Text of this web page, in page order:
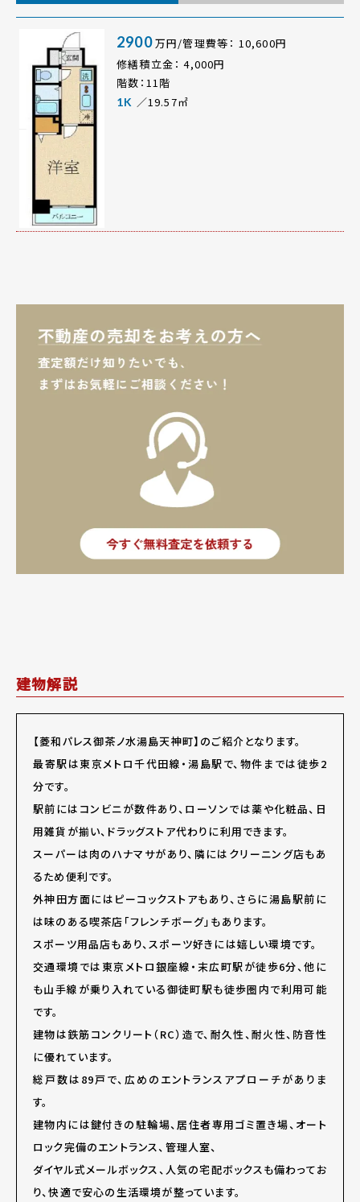
2900万円/管理費等： 10,600円
修繕積立金： 4,000円
階数：11階
1K ／19.57㎡
建物解説
【菱和パレス御茶ノ水湯島天神町】のご紹介となります。
最寄駅は東京メトロ千代田線・湯島駅で、物件までは徒歩2
分です。
駅前にはコンビニが数件あり、ローソンでは薬や化粧品、日
用雑貨が揃い、ドラッグストア代わりに利用できます。
スーパーは肉のハナマサがあり、隣にはクリーニング店もあ
るため便利です。
外神田方面にはピーコックストアもあり、さらに湯島駅前に
は味のある喫茶店「フレンチボーグ」もあります。
スポーツ用品店もあり、スポーツ好きには嬉しい環境です。
交通環境では東京メトロ銀座線・末広町駅が徒歩6分、他に
も山手線が乗り入れている御徒町駅も徒歩圏内で利用可能
です。
建物は鉄筋コンクリート（RC）造で、耐久性、耐火性、防音性
に優れています。
総戸数は89戸で、広めのエントランスアプローチがありま
す。
建物内には鍵付きの駐輪場、居住者専用ゴミ置き場、オート
ロック完備のエントランス、管理人室、
ダイヤル式メールボックス、人気の宅配ボックスも備わってお
り、快適で安心の生活環境が整っています。